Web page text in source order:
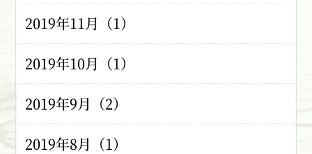
2019年11月（1）
2019年10月（1）
2019年9月（2）
2019年8月（1）